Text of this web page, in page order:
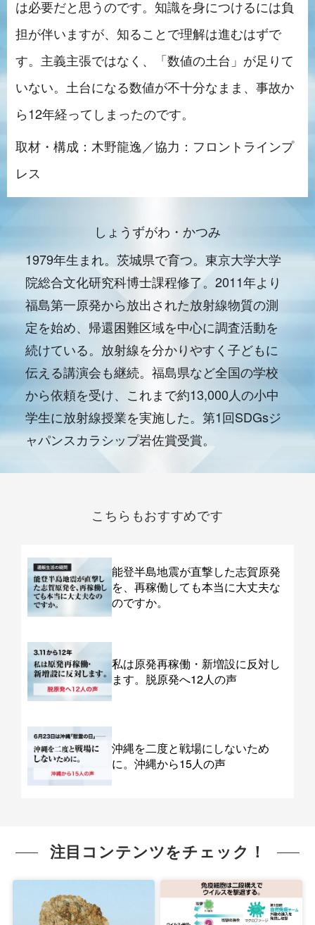
は必要だと思うのです。知識を身につけるには負
担が伴いますが、知ることで理解は進むはずで
す。主義主張ではなく、「数値の土台」が足りて
いない。土台になる数値が不十分なまま、事故か
ら12年経ってしまったのです。
取材・構成：木野龍逸／協力：フロントラインプ
レス
しょうずがわ・かつみ
1979年生まれ。茨城県で育つ。東京大学大学
院総合文化研究科博士課程修了。2011年より
福島第一原発から放出された放射線物質の測
定を始め、帰還困難区域を中心に調査活動を
続けている。放射線を分かりやすく子どもに
伝える講演会も継続。福島県など全国の学校
から依頼を受け、これまで約13,000人の小中
学生に放射線授業を実施した。第1回SDGsジ
ャパンスカラシップ岩佐賞受賞。
こちらもおすすめです
能登半島地震が直撃した志賀原発
を、再稼働しても本当に大丈夫な
のですか。
私は原発再稼働・新増設に反対し
ます。脱原発へ12人の声
沖縄を二度と戦場にしないため
に。沖縄から15人の声
注目コンテンツをチェック！